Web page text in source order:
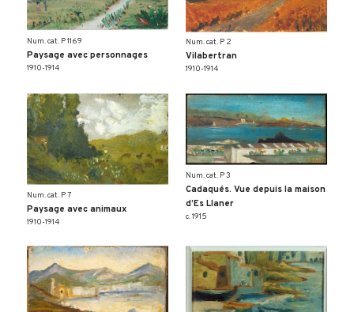
Num. cat. P 1169
Paysage avec personnages
1910-1914
Num. cat. P 2
Vilabertran
1910-1914
Num. cat. P 7
Paysage avec animaux
1910-1914
Num. cat. P 3
Cadaqués. Vue depuis la maison
d’Es Llaner
c. 1915